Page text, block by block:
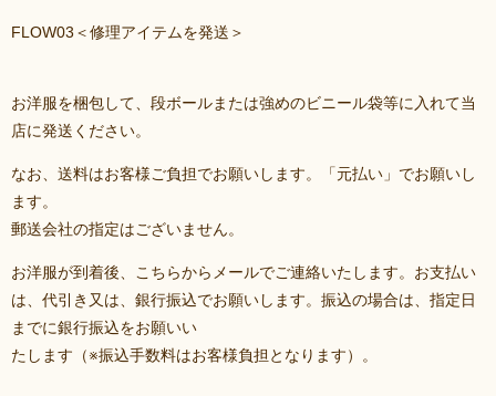
FLOW03＜修理アイテムを発送＞
お洋服を梱包して、段ボールまたは強めのビニール袋等に入れて当
店に発送ください。
なお、送料はお客様ご負担でお願いします。「元払い」でお願いし
ます。
郵送会社の指定はございません。
お洋服が到着後、こちらからメールでご連絡いたします。お支払い
は、代引き又は、銀行振込でお願いします。振込の場合は、指定日
までに銀行振込をお願いい
たします（※振込手数料はお客様負担となります）。